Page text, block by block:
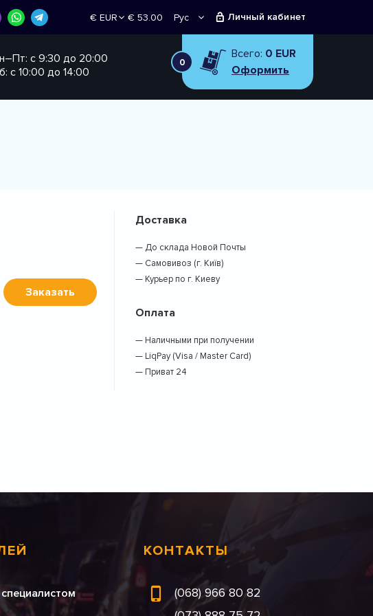
€ EUR
€ 53.00
Рус Личный кабинет
с 9:30 до 20:00
с 10:00 до 14:00
0
Всего: 0 EUR
Оформить
Заказать
Доставка
— До склада Новой Почты
— Самовивоз (г. Київ)
— Курьер по г. Киеву
Оплата
— Наличными при получении
— LiqPay (Visa / Master Card)
— Приват 24
КОНТАКТЫ
(068) 966 80 82